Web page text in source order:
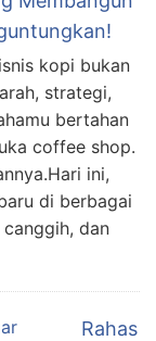
kopi bukan
strategi,
bertahan
coffee shop.
ini,
di berbagai
dan
Rahas